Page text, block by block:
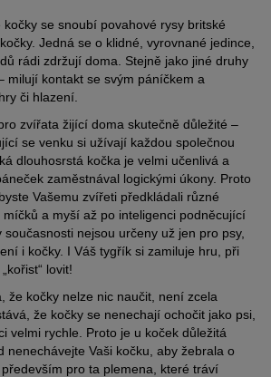
se snoubí povahové rysy britské
Jedná se o klidné, vyrovnané jedince,
rádi zdržují doma. Stejně jako jiné druhy
milují kontakt se svým páníčkem a
či hlazení.
zvířata žijící doma skutečně důležité –
se venku si užívají každou společnou
dlouhosrstá kočka je velmi učenlivá a
zaměstnával logickými úkony. Proto
Vašemu zvířeti předkládali různé
míčků a myší až po inteligenci podněcující
nejsou určeny už jen pro psy,
i kočky. I Váš tygřík si zamiluje hru, při
lovit!
že kočky nelze nic naučit, není zcela
že kočky se nenechají ochočit jako psi,
velmi rychle. Proto je u koček důležitá
nenechávejte Vaši kočku, aby žebrala o
pro ta plemena, které tráví